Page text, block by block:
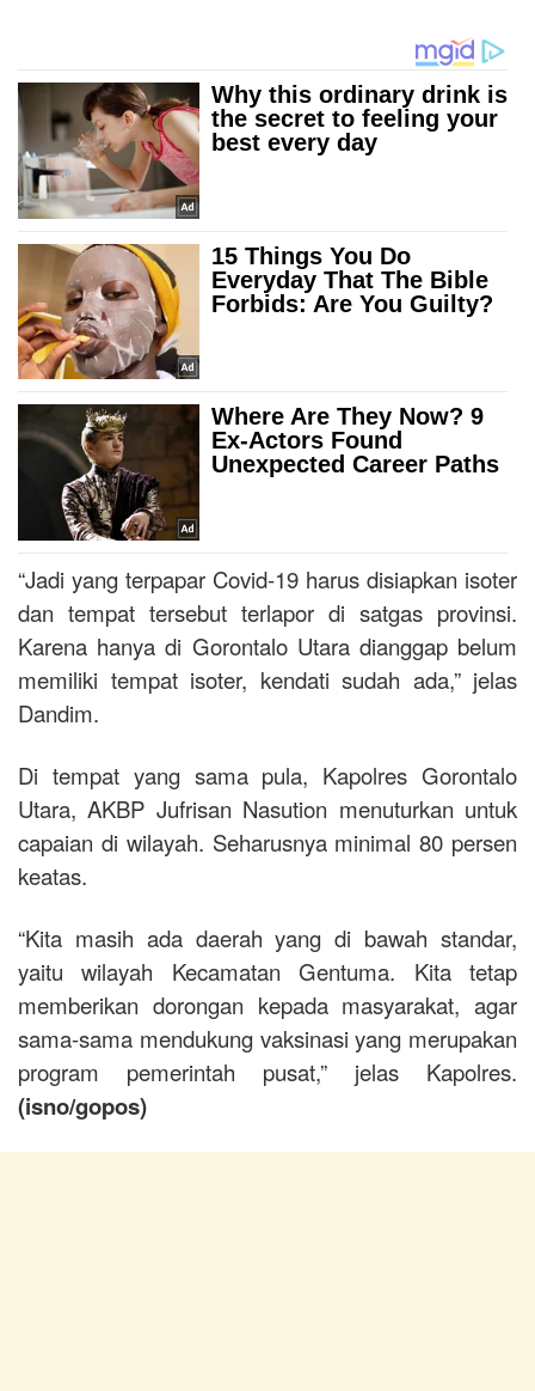
“Jadi yang terpapar Covid-19 harus disiapkan isoter
dan tempat tersebut terlapor di satgas provinsi.
Karena hanya di Gorontalo Utara dianggap belum
memiliki tempat isoter, kendati sudah ada,” jelas
Dandim.
Di tempat yang sama pula, Kapolres Gorontalo
Utara, AKBP Jufrisan Nasution menuturkan untuk
capaian di wilayah. Seharusnya minimal 80 persen
keatas.
“Kita masih ada daerah yang di bawah standar,
yaitu wilayah Kecamatan Gentuma. Kita tetap
memberikan dorongan kepada masyarakat, agar
sama-sama mendukung vaksinasi yang merupakan
program pemerintah pusat,” jelas Kapolres.
(isno/gopos)